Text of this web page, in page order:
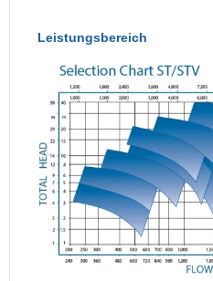
Leistungsbereich